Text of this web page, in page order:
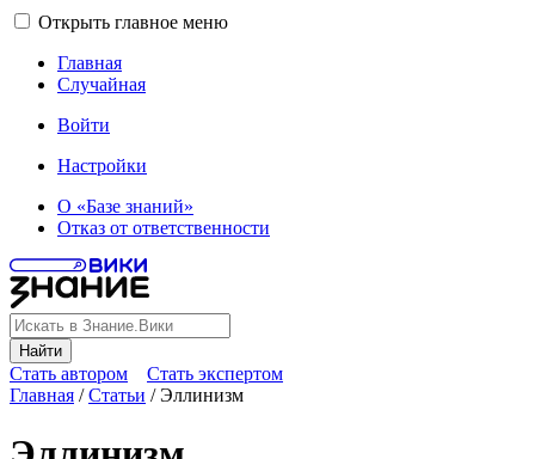
Открыть главное меню
Главная
Случайная
Войти
Настройки
О «Базе знаний»
Отказ от ответственности
Найти
Стать автором
Стать экспертом
Главная /Статьи /Эллинизм